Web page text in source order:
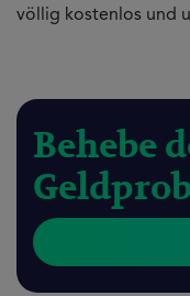
völlig kostenlos und
Behebe